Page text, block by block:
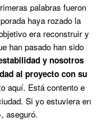
palabras fueron
haya rozado la
era reconstruir y
han pasado han sido
y nosotros
al proyecto con su
aquí. Está contento e
Si yo estuviera en
aseguró.